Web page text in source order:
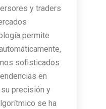
y traders
permite
sofisticados
en
precisión y
se ha